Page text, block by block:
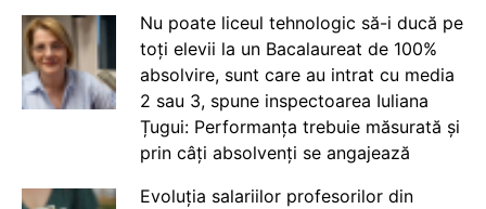
Nu poate liceul tehnologic să-i ducă pe
toți elevii la un Bacalaureat de 100%
absolvire, sunt care au intrat cu media
2 sau 3, spune inspectoarea Iuliana
Țugui: Performanța trebuie măsurată și
prin câți absolvenți se angajează
Evoluția salariilor profesorilor din